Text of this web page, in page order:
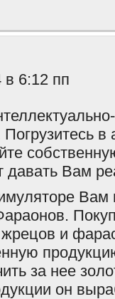
6:12 пп
давать Вам
Вам
жрецов и
за нее
он